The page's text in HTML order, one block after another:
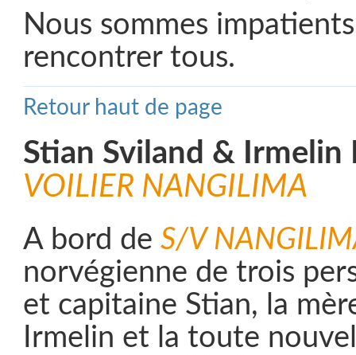
Nous sommes
rencontrer tous.
Retour haut de page
Stian Sviland & Irmelin
VOILIER NANGILIMA
A bord de S/V
norvégienne de trois
et capitaine Stian, la
Irmelin et la toute